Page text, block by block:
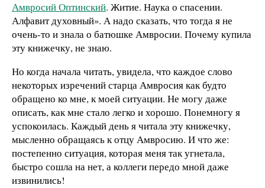
Амвросий Оптинский. Житие. Наука о спасении.
Алфавит духовный». А надо сказать, что тогда я не
очень-то и знала о батюшке Амвросии. Почему купила
эту книжечку, не знаю.
Но когда начала читать, увидела, что каждое слово
некоторых изречений старца Амвросия как будто
обращено ко мне, к моей ситуации. Не могу даже
описать, как мне стало легко и хорошо. Понемногу я
успокоилась. Каждый день я читала эту книжечку,
мысленно обращаясь к отцу Амвросию. И что же:
постепенно ситуация, которая меня так угнетала,
быстро сошла на нет, а коллеги передо мной даже
извинились!